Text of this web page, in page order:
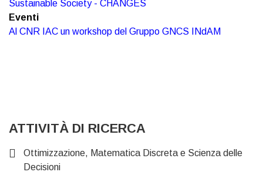
Sustainable Society - CHANGES
Eventi
Al CNR IAC un workshop del Gruppo GNCS INdAM
ATTIVITÀ DI RICERCA
Ottimizzazione, Matematica Discreta e Scienza delle
Decisioni